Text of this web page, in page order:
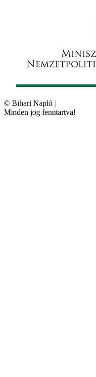
© Bihari Napló |
Minden jog fenntartva!